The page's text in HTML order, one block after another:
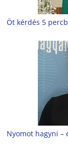
Öt kérdés 5
Nyomot hagyni –